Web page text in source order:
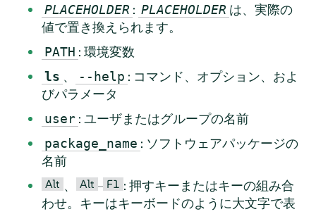
PLACEHOLDER : PLACEHOLDER は、実際の
値で置き換えられます。
PATH : 環境変数
ls 、 --help : コマンド、オプション、およ
びパラメータ
user : ユーザまたはグループの名前
package_name : ソフトウェアパッケージの
名前
Alt 、 Alt – F1 : 押すキーまたはキーの組み合
わせ。キーはキーボードのように大文字で表